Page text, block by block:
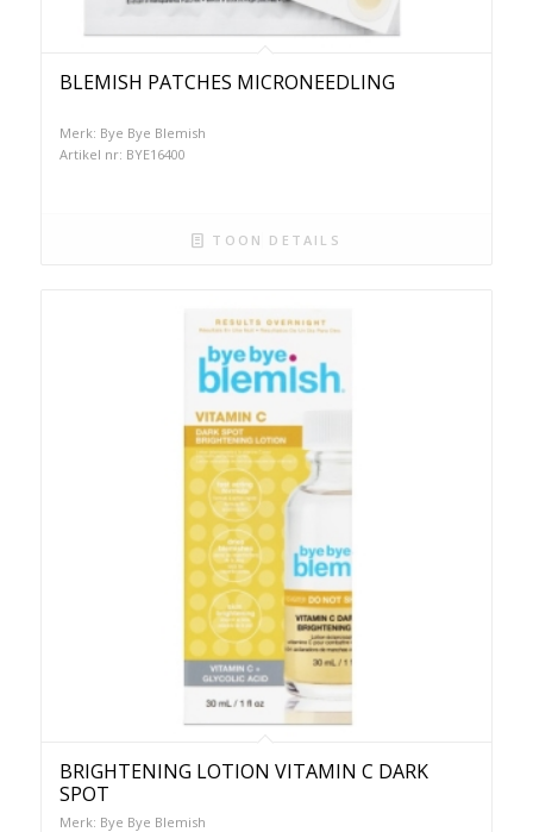
BLEMISH PATCHES MICRONEEDLING
Merk: Bye Bye Blemish
Artikel nr: BYE16400
TOON DETAILS
BRIGHTENING LOTION VITAMIN C DARK
SPOT
Merk: Bye Bye Blemish